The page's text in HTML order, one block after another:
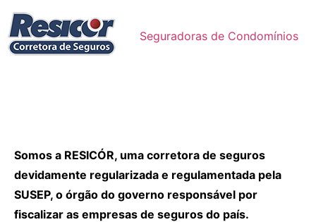
Seguradoras de Condomínios
Somos a RESICÓR, uma corretora de seguros
devidamente regularizada e regulamentada pela
SUSEP, o órgão do governo responsável por
fiscalizar as empresas de seguros do país.